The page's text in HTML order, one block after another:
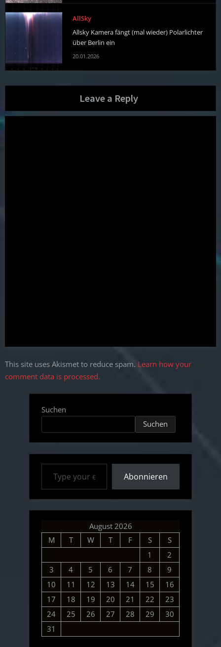
AllSky
Allsky Kamera fängt (mal wieder) Polarlichter
über Berlin ein
20.01.2026
Leave a Reply
This site uses Akismet to reduce spam. Learn how your
comment data is processed.
Suchen
Suchen
Type your email…
Abonnieren
August 2026
M
T W T F S
S
1
2
3
4 5 6 7 8
9
10
11 12 13 14 15
16
17
18 19 20 21 22
23
24
25 26 27 28 29
30
31